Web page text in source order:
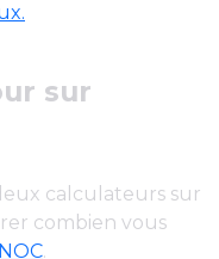
sur
calculateurs sur
combien vous
NOC.